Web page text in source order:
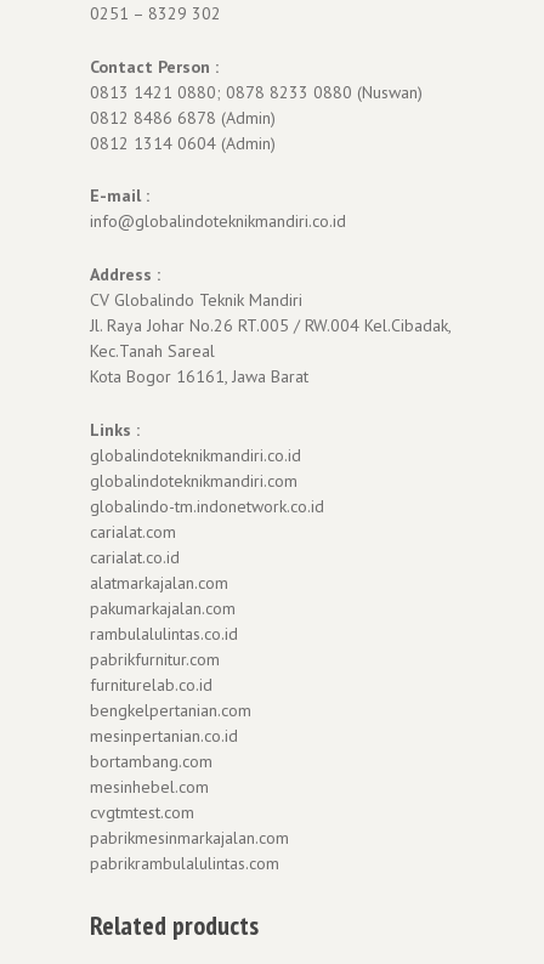
0251 – 8329 302
Contact Person :
0813 1421 0880; 0878 8233 0880 (Nuswan)
0812 8486 6878 (Admin)
0812 1314 0604 (Admin)
E-mail :
info@globalindoteknikmandiri.co.id
Address :
CV Globalindo Teknik Mandiri
Jl. Raya Johar No.26 RT.005 / RW.004 Kel.Cibadak,
Kec.Tanah Sareal
Kota Bogor 16161, Jawa Barat
Links :
globalindoteknikmandiri.co.id
globalindoteknikmandiri.com
globalindo-tm.indonetwork.co.id
carialat.com
carialat.co.id
alatmarkajalan.com
pakumarkajalan.com
rambulalulintas.co.id
pabrikfurnitur.com
furniturelab.co.id
bengkelpertanian.com
mesinpertanian.co.id
bortambang.com
mesinhebel.com
cvgtmtest.com
pabrikmesinmarkajalan.com
pabrikrambulalulintas.com
Related products